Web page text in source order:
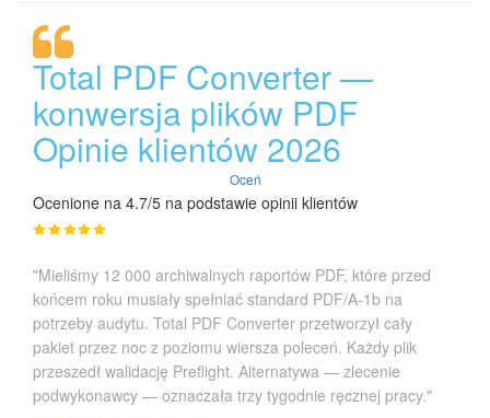
Total PDF Converter —
konwersja plików PDF
Opinie klientów 2026
Oceń
Ocenione na 4.7/5 na podstawie opinii klientów
"Mieliśmy 12 000 archiwalnych raportów PDF, które przed
końcem roku musiały spełniać standard PDF/A-1b na
potrzeby audytu. Total PDF Converter przetworzył cały
pakiet przez noc z poziomu wiersza poleceń. Każdy plik
przeszedł walidację Preflight. Alternatywa — zlecenie
podwykonawcy — oznaczała trzy tygodnie ręcznej pracy."